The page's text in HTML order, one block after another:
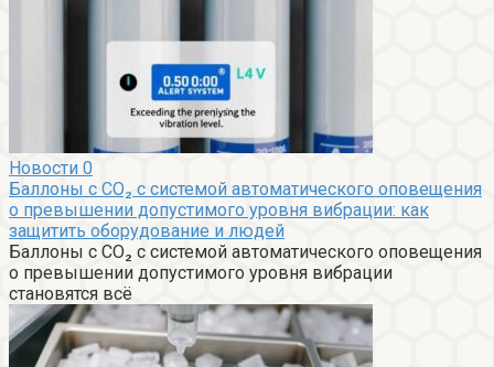
Новости 0
Баллоны с CO₂ с системой автоматического оповещения
о превышении допустимого уровня вибрации: как
защитить оборудование и людей
Баллоны с CO₂ с системой автоматического оповещения
о превышении допустимого уровня вибрации
становятся всё